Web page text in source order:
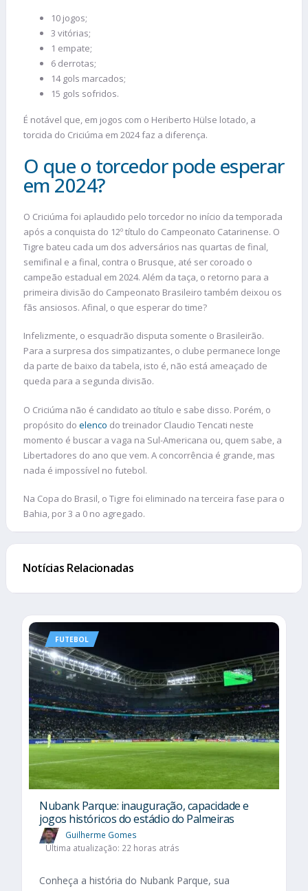
10 jogos;
3 vitórias;
1 empate;
6 derrotas;
14 gols marcados;
15 gols sofridos.
É notável que, em jogos com o Heriberto Hülse lotado, a
torcida do Criciúma em 2024 faz a diferença.
O que o torcedor pode esperar
em 2024?
O Criciúma foi aplaudido pelo torcedor no início da temporada
após a conquista do 12º título do Campeonato Catarinense. O
Tigre bateu cada um dos adversários nas quartas de final,
semifinal e a final, contra o Brusque, até ser coroado o
campeão estadual em 2024. Além da taça, o retorno para a
primeira divisão do Campeonato Brasileiro também deixou os
fãs ansiosos. Afinal, o que esperar do time?
Infelizmente, o esquadrão disputa somente o Brasileirão.
Para a surpresa dos simpatizantes, o clube permanece longe
da parte de baixo da tabela, isto é, não está ameaçado de
queda para a segunda divisão.
O Criciúma não é candidato ao título e sabe disso. Porém, o
propósito do elenco do treinador Claudio Tencati neste
momento é buscar a vaga na Sul-Americana ou, quem sabe, a
Libertadores do ano que vem. A concorrência é grande, mas
nada é impossível no futebol.
Na Copa do Brasil, o Tigre foi eliminado na terceira fase para o
Bahia, por 3 a 0 no agregado.
Notícias Relacionadas
FUTEBOL
Nubank Parque: inauguração, capacidade e
jogos históricos do estádio do Palmeiras
Guilherme Gomes
Última atualização: 22 horas atrás
Conheça a história do Nubank Parque, sua